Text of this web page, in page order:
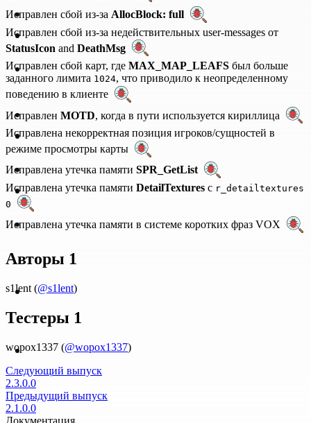
Исправлен сбой из-за AllocBlock: full
Исправлен сбой из-за недействительных user-messages от
StatusIcon and DeathMsg
Исправлен сбой карт, где MAX_MAP_LEAFS был больше
заданного лимита 1024, что приводило к неопределенному
поведению в клиенте
Исправлен MOTD, когда в пути используется кириллица
Исправлена некорректная позиция игроков/сущностей в
режиме просмотры карты
Исправлена утечка памяти SPR_GetList
Исправлена утечка памяти DetailTextures с r_detailtextures
0
Исправлена утечка памяти в системе коротких фраз VOX
Авторы 1
s1lent (@s1lent)
Тестеры 1
wopox1337 (@wopox1337)
Следующий выпуск
2.3.0.0
Предыдущий выпуск
2.1.0.0